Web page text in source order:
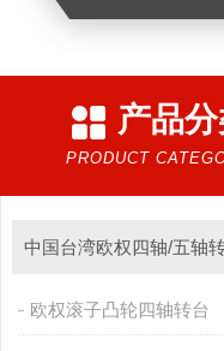
产品
PRODUCT
中国台湾欧权四轴/五轴
欧权滚子凸轮四轴转台